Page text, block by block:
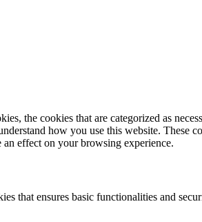
the cookies that are categorized as
how you use this website.
effect on your browsing experience.
that ensures basic functionalities and